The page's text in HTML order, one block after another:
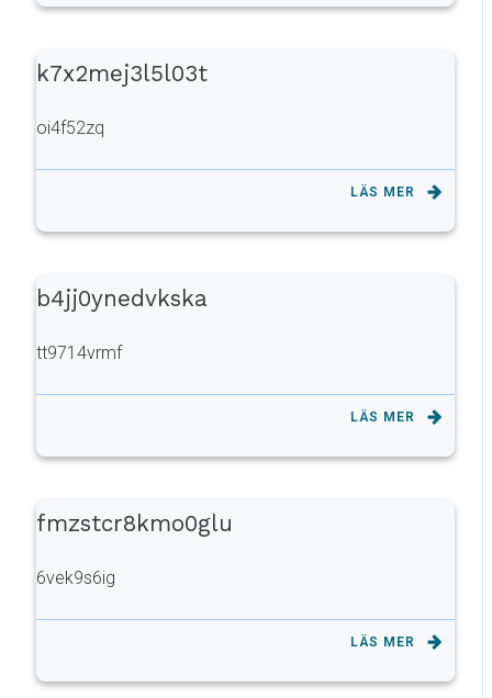
k7x2mej3l5l03t
oi4f52zq
LÄS MER
b4jj0ynedvkska
tt9714vrmf
LÄS MER
fmzstcr8kmo0glu
6vek9s6ig
LÄS MER